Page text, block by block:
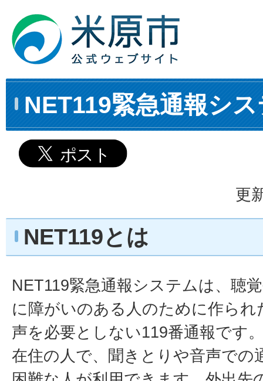
NET119緊急通報シ
更
NET119とは
NET119緊急通報システムは、聴
に障がいのある人のために作られ
声を必要としない119番通報です
在住の人で、聞きとりや音声での